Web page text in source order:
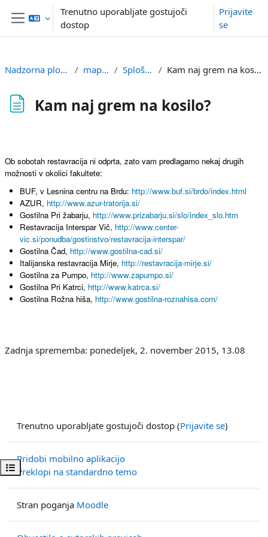
Preskoči na glavno vsebino
Stransko polje
Trenutno uporabljate gostujoči
dostop
Prijavite
se
Odpri kazalo predmeta
Nadzorna plošča mapps Splošno Kam naj grem na kosilo?
Kam naj grem na kosilo?
Ob sobotah restavracija ni odprta, zato vam predlagamo nekaj drugih
možnosti v okolici fakultete:
BUF, v Lesnina centru na Brdu: http://www.buf.si/brdo/index.html
AZUR, http://www.azur-tratorija.si/
Gostilna Pri žabarju, http://www.prizabarju.si/slo/index_slo.htm
Restavracija Interspar Vič, http://www.center-
vic.si/ponudba/gostinstvo/restavracija-interspar/
Gostilna Čad, http://www.gostilna-cad.si/
Italijanska restavracija Mirje, http://restavracija-mirje.si/
Gostilna za Pumpo, http://www.zapumpo.si/
Gostilna Pri Katrci, http://www.katrca.si/
Gostilna Rožna hiša, http://www.gostilna-roznahisa.com/
Zadnja sprememba: ponedeljek, 2. november 2015, 13.08
Trenutno uporabljate gostujoči dostop (Prijavite se)
Pridobi mobilno aplikacijo
Preklopi na standardno temo
Stran poganja Moodle